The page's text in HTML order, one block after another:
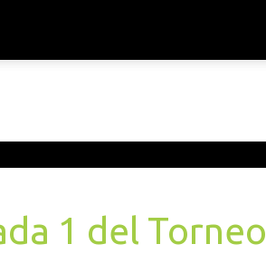
1 del Torneo